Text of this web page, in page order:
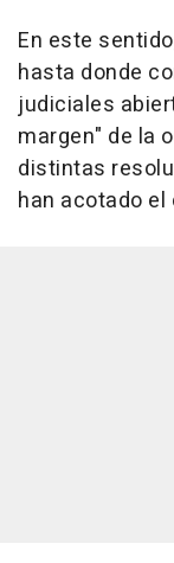
En este
hasta donde
judiciales
margen" de la
distintas
han acotado